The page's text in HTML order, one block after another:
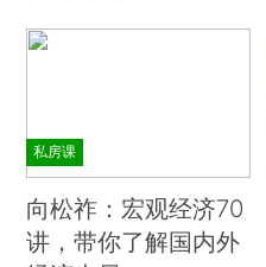
私房课
向松祚：宏观经济70
讲，带你了解国内外